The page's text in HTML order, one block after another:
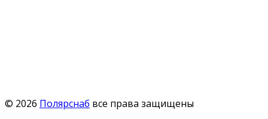
© 2026 Полярснаб все права защищены